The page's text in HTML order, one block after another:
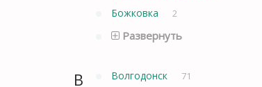
Божковка 2
Развернуть
В Волгодонск 71